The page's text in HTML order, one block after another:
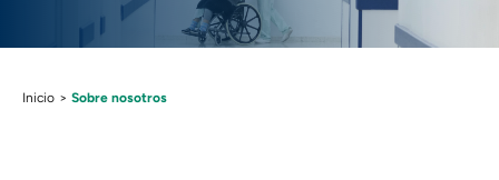
Inicio > Sobre nosotros